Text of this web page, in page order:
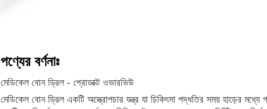
পণ্যের বর্ণনাঃ
মেডিকেল বোন ড্রিল - প্রোডাক্ট ওভারভিউ
মেডিকেল বোন ড্রিল একটি অস্ত্রোপচার যন্ত্র যা চিকিৎসা পদ্ধতির সময় হাড়ের